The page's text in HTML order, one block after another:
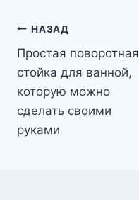
Навигация
по
записям
НАЗАД
Простая поворотная
стойка для ванной,
которую можно
сделать своими
руками